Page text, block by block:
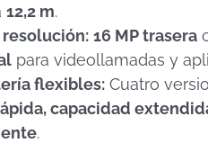
12,2 m.
resolución: 16 MP trasera
para videollamadas y
flexibles: Cuatro
capacidad
.